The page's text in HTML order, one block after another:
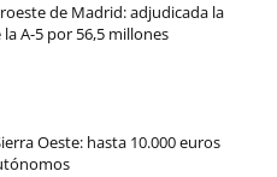
de Madrid: adjudicada la
A-5 por 56,5 millones
Oeste: hasta 10.000 euros